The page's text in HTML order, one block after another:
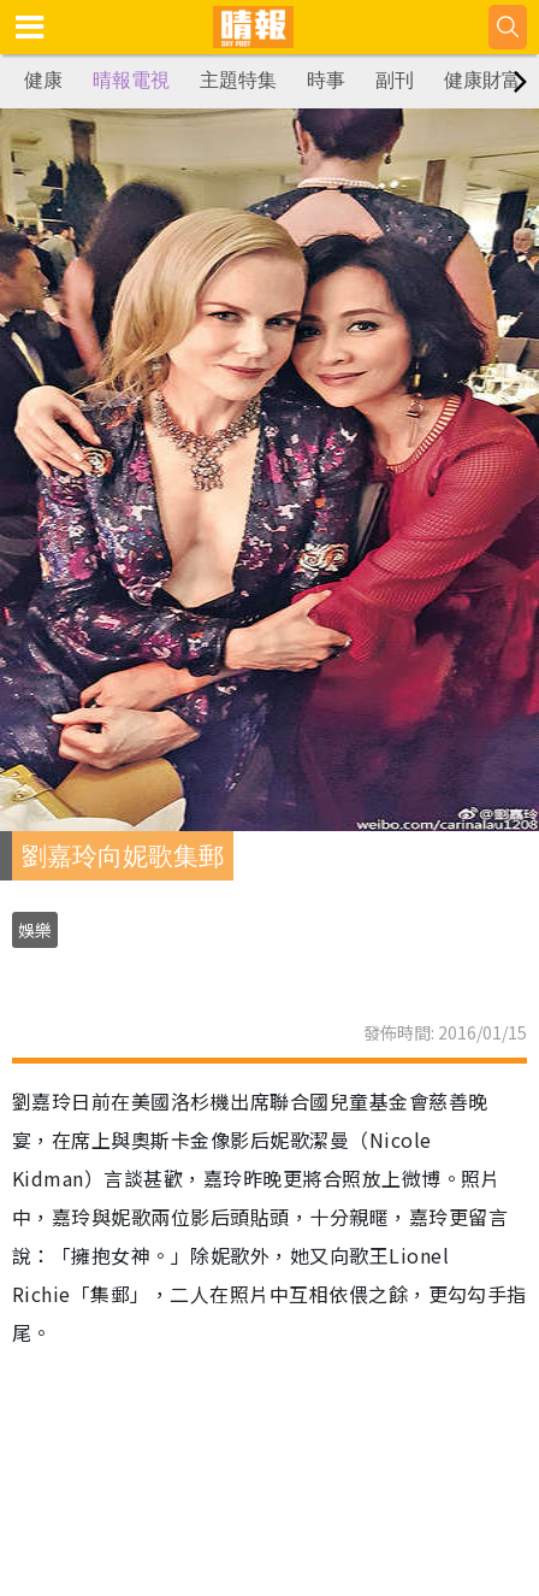
健康 晴報電視 主題特集 時事 副刊 健康財富
劉嘉玲向妮歌集郵
娛樂
發佈時間: 2016/01/15
劉嘉玲日前在美國洛杉機出席聯合國兒童基金會慈善晚
宴，在席上與奧斯卡金像影后妮歌潔曼（Nicole
Kidman）言談甚歡，嘉玲昨晚更將合照放上微博。照片
中，嘉玲與妮歌兩位影后頭貼頭，十分親暱，嘉玲更留言
說：「擁抱女神。」除妮歌外，她又向歌王Lionel
Richie「集郵」，二人在照片中互相依偎之餘，更勾勾手指
尾。